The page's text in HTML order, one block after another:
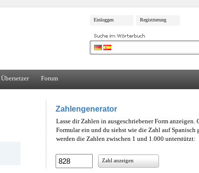
Einloggen Registrierung
Übersetzer Forum
Zahlengenerator
Lasse dir Zahlen in ausgeschriebener Form anzeigen.
Formular ein und du siehst wie die Zahl auf Spanisch
werden die Zahlen zwischen 1 und 1.000 unterstützt:
Zahl anzeigen